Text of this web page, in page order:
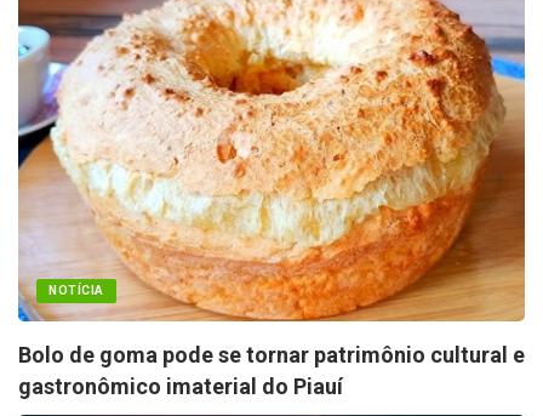
NOTÍCIA
Bolo de goma pode se tornar patrimônio cultural e
gastronômico imaterial do Piauí